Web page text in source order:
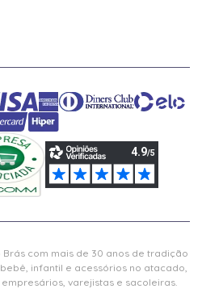
com mais de 30 anos de tradição
infantil e acessórios no atacado,
varejistas e sacoleiras.